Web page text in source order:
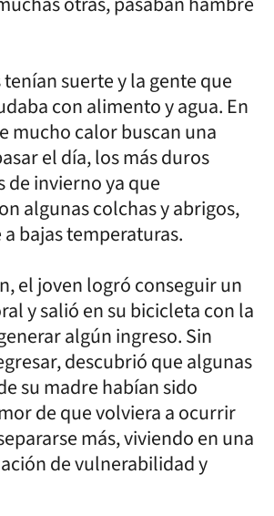
suerte y la gente que
con alimento y agua. En
mucho calor buscan una
el día, los más duros
de invierno ya que
algunas colchas y abrigos,
bajas temperaturas.
el joven logró conseguir un
y salió en su bicicleta con la
algún ingreso. Sin
descubrió que algunas
su madre habían sido
de que volviera a ocurrir
más, viviendo en una
de vulnerabilidad y